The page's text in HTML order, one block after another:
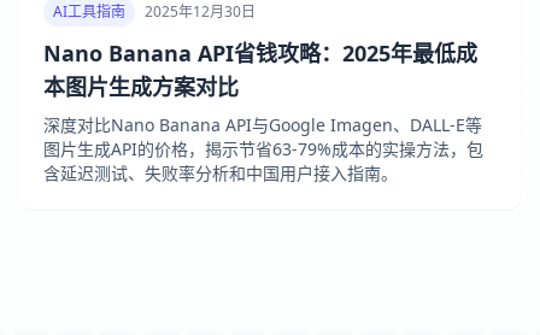
AI工具指南 2025年12月30日
Nano Banana API省钱攻略：2025年最低成
本图片生成方案对比
深度对比Nano Banana API与Google Imagen、DALL-E等
图片生成API的价格，揭示节省63-79%成本的实操方法，包
含延迟测试、失败率分析和中国用户接入指南。